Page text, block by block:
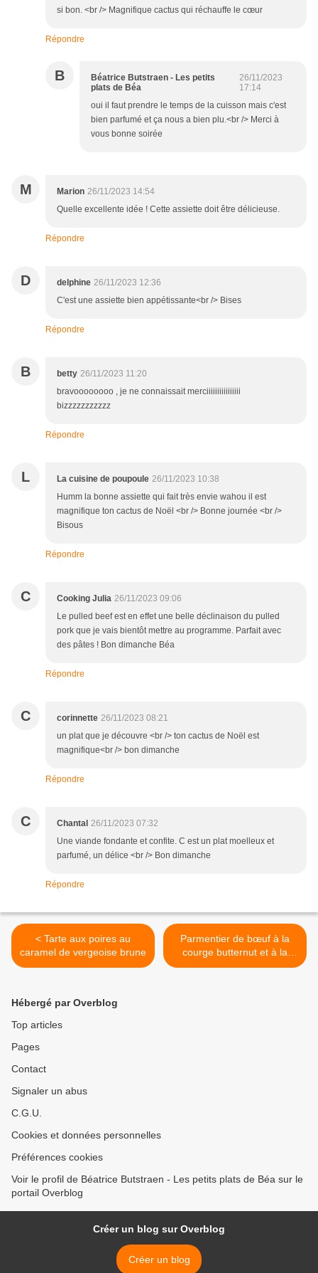
si bon. <br /> Magnifique cactus qui réchauffe le cœur
Répondre
B
Béatrice Butstraen - Les petits
plats de Béa
26/11/2023
17:14
oui il faut prendre le temps de la cuisson mais c'est
bien parfumé et ça nous a bien plu.<br /> Merci à
vous bonne soirée
M Marion 26/11/2023 14:54
Quelle excellente idée ! Cette assiette doit être délicieuse.
Répondre
D delphine 26/11/2023 12:36
C'est une assiette bien appétissante<br /> Bises
Répondre
B betty 26/11/2023 11:20
bravoooooooo , je ne connaissait merciiiiiiiiiiiiiiii
bizzzzzzzzzzz
Répondre
L La cuisine de poupoule 26/11/2023 10:38
Humm la bonne assiette qui fait très envie wahou il est
magnifique ton cactus de Noël <br /> Bonne journée <br />
Bisous
Répondre
C Cooking Julia 26/11/2023 09:06
Le pulled beef est en effet une belle déclinaison du pulled
pork que je vais bientôt mettre au programme. Parfait avec
des pâtes ! Bon dimanche Béa
Répondre
C corinnette 26/11/2023 08:21
un plat que je découvre <br /> ton cactus de Noël est
magnifique<br /> bon dimanche
Répondre
C Chantal 26/11/2023 07:32
Une viande fondante et confite. C est un plat moelleux et
parfumé, un délice <br /> Bon dimanche
Répondre
< Tarte aux poires au
caramel de vergeoise brune
Parmentier de bœuf à la
courge butternut et à la
polenta >
Hébergé par Overblog
Top articles
Pages
Contact
Signaler un abus
C.G.U.
Cookies et données personnelles
Préférences cookies
Voir le profil de Béatrice Butstraen - Les petits plats de Béa sur le
portail Overblog
Créer un blog sur Overblog
Créer un blog